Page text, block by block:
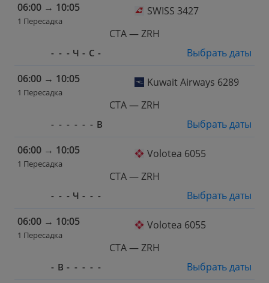
06:00 → 10:05
1 Пересадка
SWISS 3427
CTA — ZRH
- - - Ч - С -
Выбрать даты
06:00 → 10:05
1 Пересадка
Kuwait Airways 6289
CTA — ZRH
- - - - - - В
Выбрать даты
06:00 → 10:05
1 Пересадка
Volotea 6055
CTA — ZRH
- - - Ч - - -
Выбрать даты
06:00 → 10:05
1 Пересадка
Volotea 6055
CTA — ZRH
- В - - - - - Выбрать даты